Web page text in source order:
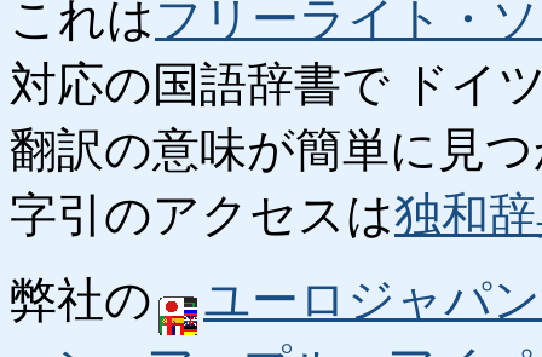
これはフリーライト・
対応の国語辞書で ドイ
翻訳の意味が簡単に見
字引のアクセスは独和
弊社の
ユーロジャパ